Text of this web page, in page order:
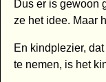
Dus er is gewoon
ze het idee. Maar
En kindplezier,
te nemen, is het